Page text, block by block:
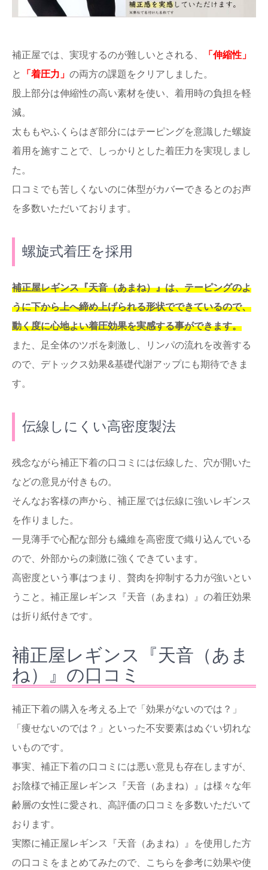
補正屋では、実現するのが難しいとされる、
「伸縮性」
と
「着圧力」 の両方の課題をクリアしました。
股上部分は伸縮性の高い素材を使い、着用時の負担を軽
減。
太ももやふくらはぎ部分にはテーピングを意識した螺旋
着用を施すことで、しっかりとした着圧力を実現しまし
た。
口コミでも苦しくないのに体型がカバーできるとのお声
を多数いただいております。
螺旋式着圧を採用
補正屋レギンス『天音（あまね）』は、テーピングのよ
うに下から上へ締め上げられる形状でできているので、
動く度に心地よい着圧効果を実感する事ができます。
また、足全体のツボを刺激し、リンパの流れを改善する
ので、デトックス効果&基礎代謝アップにも期待できま
す。
伝線しにくい高密度製法
残念ながら補正下着の口コミには伝線した、穴が開いた
などの意見が付きもの。
そんなお客様の声から、補正屋では伝線に強いレギンス
を作りました。
一見薄手で心配な部分も繊維を高密度で織り込んでいる
ので、外部からの刺激に強くできています。
高密度という事はつまり、贅肉を抑制する力が強いとい
うこと。補正屋レギンス『天音（あまね）』の着圧効果
は折り紙付きです。
補正屋レギンス『天音（あま
ね）』の口コミ
補正下着の購入を考える上で「効果がないのでは？」
「痩せないのでは？」といった不安要素はぬぐい切れな
いものです。
事実、補正下着の口コミには悪い意見も存在しますが、
お陰様で補正屋レギンス『天音（あまね）』は様々な年
齢層の女性に愛され、高評価の口コミを多数いただいて
おります。
実際に補正屋レギンス『天音（あまね）』を使用した方
の口コミをまとめてみたので、こちらを参考に効果や使